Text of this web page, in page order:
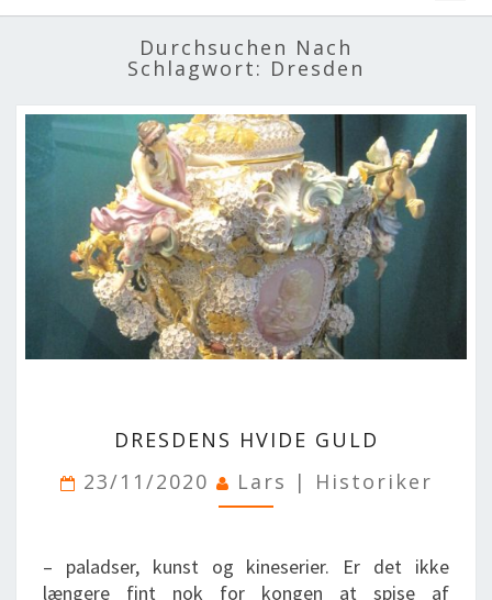
GUIDE FINDEN
BLOG
BUCHUNG
VORTRAG
ÜBER UNS
LOG IND
Durchsuchen Nach
Schlagwort: Dresden
HVIDE
DRESDENS HVIDE GULD
23/11/2020
Lars | Historiker
– paladser, kunst og kineserier. Er det ikke
længere fint nok for kongen at spise af